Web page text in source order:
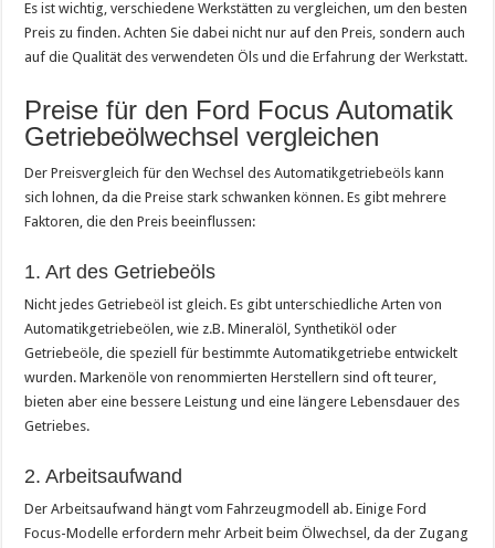
Es ist wichtig, verschiedene Werkstätten zu vergleichen, um den besten
Preis zu finden. Achten Sie dabei nicht nur auf den Preis, sondern auch
auf die Qualität des verwendeten Öls und die Erfahrung der Werkstatt.
Preise für den Ford Focus Automatik
Getriebeölwechsel vergleichen
Der Preisvergleich für den Wechsel des Automatikgetriebeöls kann
sich lohnen, da die Preise stark schwanken können. Es gibt mehrere
Faktoren, die den Preis beeinflussen:
1. Art des Getriebeöls
Nicht jedes Getriebeöl ist gleich. Es gibt unterschiedliche Arten von
Automatikgetriebeölen, wie z.B. Mineralöl, Synthetiköl oder
Getriebeöle, die speziell für bestimmte Automatikgetriebe entwickelt
wurden. Markenöle von renommierten Herstellern sind oft teurer,
bieten aber eine bessere Leistung und eine längere Lebensdauer des
Getriebes.
2. Arbeitsaufwand
Der Arbeitsaufwand hängt vom Fahrzeugmodell ab. Einige Ford
Focus-Modelle erfordern mehr Arbeit beim Ölwechsel, da der Zugang